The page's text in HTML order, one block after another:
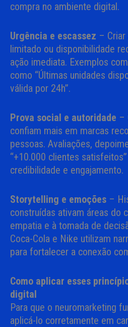
compra no ambiente digital.
Urgência e escassez –
limitado ou disponibilidade
ação imediata. Exemplos
como “Últimas unidades
válida por 24h”.
Prova social e autoridade –
confiam mais em marcas
pessoas. Avaliações,
“+10.000 clientes
credibilidade e engajamento.
Storytelling e emoções –
construídas ativam áreas do
empatia e à tomada de
Coca-Cola e Nike utilizam
para fortalecer a conexão
Como aplicar esses
digital
Para que o neuromarketing
aplicá-lo corretamente em